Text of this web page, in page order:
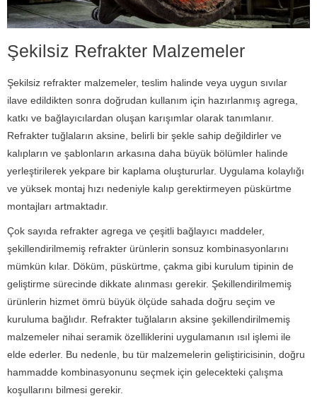
Şekilsiz Refrakter Malzemeler
Şekilsiz refrakter malzemeler, teslim halinde veya uygun sıvılar
ilave edildikten sonra doğrudan kullanım için hazırlanmış agrega,
katkı ve bağlayıcılardan oluşan karışımlar olarak tanımlanır.
Refrakter tuğlaların aksine, belirli bir şekle sahip değildirler ve
kalıpların ve şablonların arkasına daha büyük bölümler halinde
yerleştirilerek yekpare bir kaplama oluştururlar. Uygulama kolaylığı
ve yüksek montaj hızı nedeniyle kalıp gerektirmeyen püskürtme
montajları artmaktadır.
Çok sayıda refrakter agrega ve çeşitli bağlayıcı maddeler,
şekillendirilmemiş refrakter ürünlerin sonsuz kombinasyonlarını
mümkün kılar. Döküm, püskürtme, çakma gibi kurulum tipinin de
geliştirme sürecinde dikkate alınması gerekir. Şekillendirilmemiş
ürünlerin hizmet ömrü büyük ölçüde sahada doğru seçim ve
kuruluma bağlıdır. Refrakter tuğlaların aksine şekillendirilmemiş
malzemeler nihai seramik özelliklerini uygulamanın ısıl işlemi ile
elde ederler. Bu nedenle, bu tür malzemelerin geliştiricisinin, doğru
hammadde kombinasyonunu seçmek için gelecekteki çalışma
koşullarını bilmesi gerekir.